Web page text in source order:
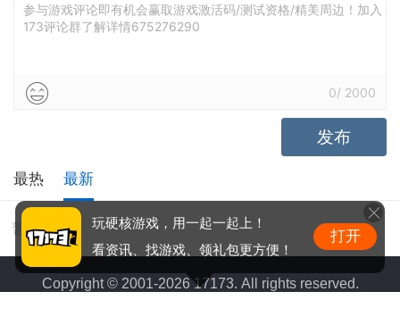
参与游戏评论即有机会赢取游戏激活码/测试资格/精美周边！加入
173评论群了解详情675276290
0/ 2000
发布
最热 最新
暂无评价
Copyright © 2001-2026 17173. All rights reserved.
玩硬核游戏，用一起一起上！
看资讯、找游戏、领礼包更方便！
打开